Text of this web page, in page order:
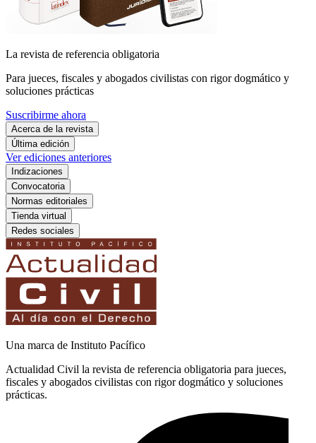
La revista de referencia obligatoria
Para jueces, fiscales y abogados civilistas con rigor dogmático y
soluciones prácticas
Suscribirme ahora
Acerca de la revista
Última edición
Ver ediciones anteriores
Indizaciones
Convocatoria
Normas editoriales
Tienda virtual
Redes sociales
Una marca de Instituto Pacífico
Actualidad Civil la revista de referencia obligatoria para jueces,
fiscales y abogados civilistas con rigor dogmático y soluciones
prácticas.